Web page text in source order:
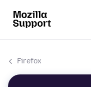
Firefox